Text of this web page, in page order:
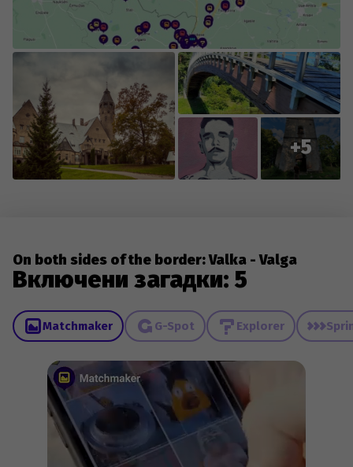
changes to existing content.
+5
On both sides of the border: Valka - Valga
Включени загадки: 5
Matchmaker G-Spot Explorer